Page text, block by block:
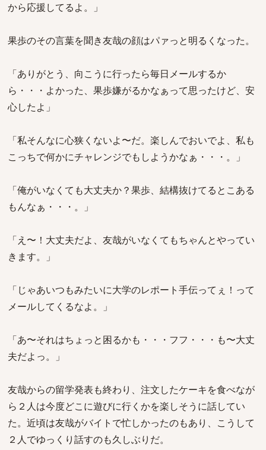
から応援してるよ。」
果歩のその言葉を聞き友哉の顔はパァっと明るくなった。
「ありがとう、向こうに行ったら毎日メールするか
ら・・・よかった、果歩嫌がるかなぁって思ったけど、安
心したよ」
「私そんなに心狭くないよ〜だ。楽しんでおいでよ、私も
こっちで何かにチャレンジでもしようかなぁ・・・。」
「俺がいなくても大丈夫か？果歩、結構抜けてるとこある
もんなぁ・・・。」
「え〜！大丈夫だよ、友哉がいなくてもちゃんとやってい
きます。」
「じゃあいつもみたいに大学のレポート手伝ってぇ！って
メールしてくるなよ。」
「あ〜それはちょっと困るかも・・・フフ・・・も〜大丈
夫だよっ。」
友哉からの留学発表も終わり、注文したケーキを食べなが
ら２人は今度どこに遊びに行くかを楽しそうに話してい
た。近頃は友哉がバイトで忙しかったのもあり、こうして
２人でゆっくり話すのも久しぶりだ。